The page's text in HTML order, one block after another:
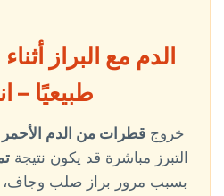
الدم مع البراز
طبيعيًا –
خروجقطرات من الدم الأحمر
التبرز مباشرة قد يكون نتيجة
بسبب مرور براز صلب وجاف،